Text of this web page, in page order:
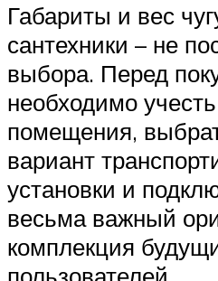
Габариты и вес
сантехники – не
выбора. Перед
необходимо
помещения,
вариант
установки и
весьма важный
комплекция